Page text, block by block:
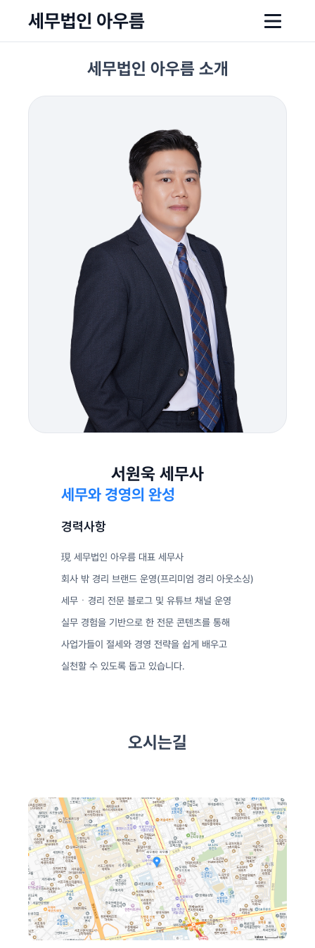
세무법인아우름
세무법인 아우름 소개
서원욱 세무사
세무와 경영의 완성
경력사항
現 세무법인 아우름 대표 세무사
회사 밖 경리 브랜드 운영(프리미엄 경리 아웃소싱)
세무ㆍ경리 전문 블로그 및 유튜브 채널 운영
실무 경험을 기반으로 한 전문 콘텐츠를 통해
사업가들이 절세와 경영 전략을 쉽게 배우고
실천할 수 있도록 돕고 있습니다.
오시는길